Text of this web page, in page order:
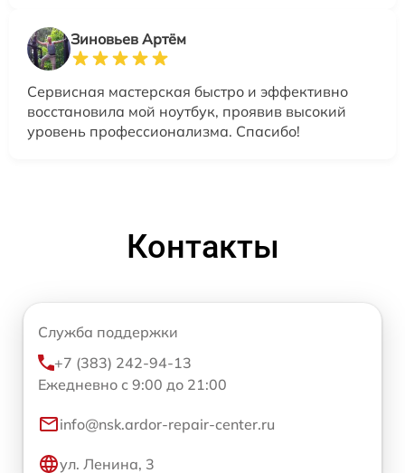
Зиновьев Артём
Сервисная мастерская быстро и эффективно
восстановила мой ноутбук, проявив высокий
уровень профессионализма. Спасибо!
Контакты
Служба поддержки
+7 (383) 242-94-13
Ежедневно с 9:00 до 21:00
info@nsk.ardor-repair-center.ru
ул. Ленина, 3